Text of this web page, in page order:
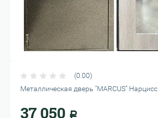
(0.00)
Металлическая дверь "MARCUS" Нарцисс
37 050 Р